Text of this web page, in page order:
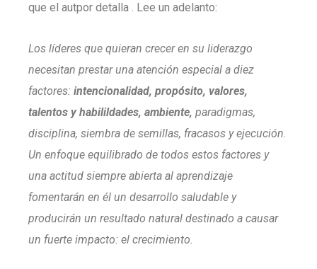
que el autpor detalla . Lee un adelanto:
Los líderes que quieran crecer en su liderazgo
necesitan prestar una atención especial a diez
factores: intencionalidad, propósito, valores,
talentos y habilildades, ambiente, paradigmas,
disciplina, siembra de semillas, fracasos y ejecución.
Un enfoque equilibrado de todos estos factores y
una actitud siempre abierta al aprendizaje
fomentarán en él un desarrollo saludable y
producirán un resultado natural destinado a causar
un fuerte impacto: el crecimiento.